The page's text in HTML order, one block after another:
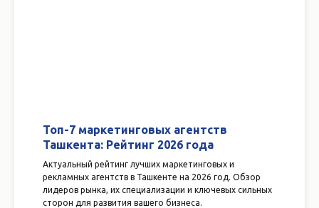
Топ-7 маркетинговых агентств
Ташкента: Рейтинг 2026 года
Актуальный рейтинг лучших маркетинговых и
рекламных агентств в Ташкенте на 2026 год. Обзор
лидеров рынка, их специализации и ключевых сильных
сторон для развития вашего бизнеса.